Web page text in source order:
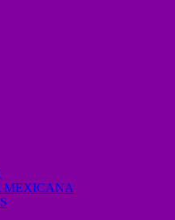
MEXICANA